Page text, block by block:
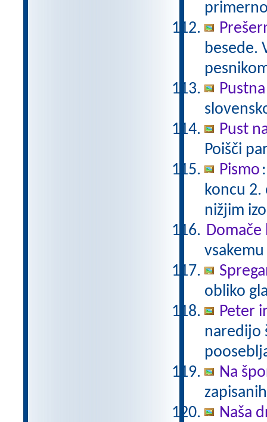
besede.
Pust
Poišči
Pismo
koncu 2.
nižjim
Domače
obliko
Peter
naredijo
Na
Naša